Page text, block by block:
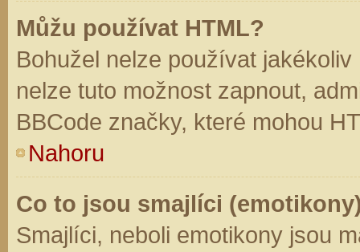
Můžu používat HTML?
Bohužel nelze používat
nelze tuto možnost zapnout,
BBCode značky, které mohou
Nahoru
Co to jsou smajlíci
Smajlíci, neboli emotikony jsou